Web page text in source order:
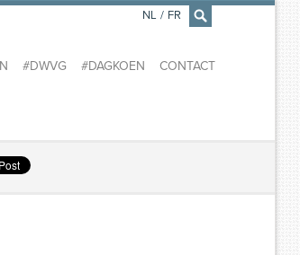
×
#DWVG #DAGKOEN CONTACT
NL / FR